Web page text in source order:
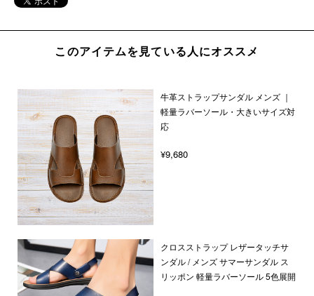
このアイテムを見ている人にオススメ
牛革ストラップサンダル メンズ ｜
軽量ラバーソール・大きいサイズ対
応
¥9,680
クロスストラップ レザータッチサ
ンダル / メンズ サマーサンダル ス
リッポン 軽量ラバーソール 5色展開